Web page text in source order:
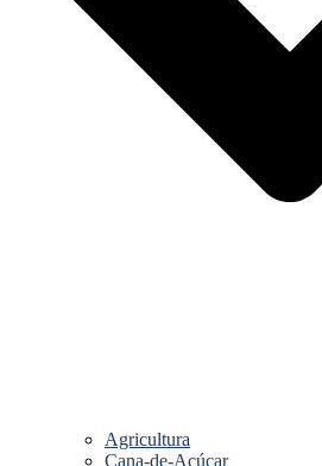
Agricultura
Cana-de-Açúcar